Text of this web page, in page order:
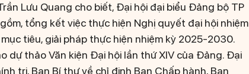
Lưu Quang cho biết, Đại hội đại biểu Đảng bộ TP
tổng kết việc thực hiện Nghị quyết đại hội nhiệm
tiêu, giải pháp thực hiện nhiệm kỳ 2025-2030.
dự thảo Văn kiện Đại hội lần thứ XIV của Đảng. Đại
trị, Ban Bí thư về chỉ định Ban Chấp hành, Ban